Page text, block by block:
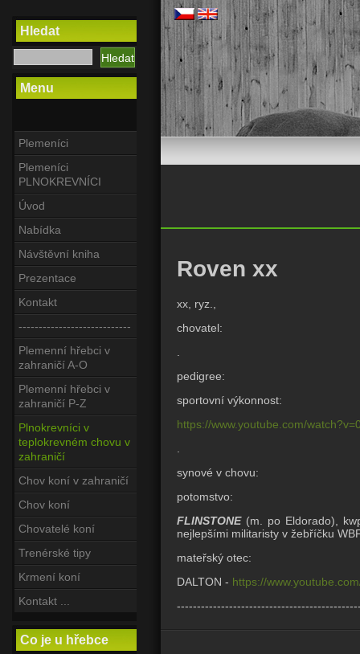
Hledat
Menu
Plemeníci
Plemeníci
PLNOKREVNÍCI
Úvod
Nabídka
Návštěvní kniha
Prezentace
Kontakt
----------------------------
Plemenní hřebci v
zahraničí A-O
Plemenní hřebci v
zahraničí P-Z
Plnokrevníci v
teplokrevném chovu v
zahraničí
Chov koní v zahraničí
Chov koní
Chovatelé koní
Trenérské tipy
Krmení koní
Kontakt ...
Co je u hřebce
Roven xx
xx, ryz.,
chovatel:
pedigree:
sportovní výkonnost:
https://www.youtube.com/
synové v chovu:
potomstvo:
FLINSTONE (m. po Eldorado),
nejlepšími militaristy v žebříčku
mateřský otec:
DALTON - https://